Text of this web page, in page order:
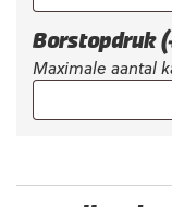
Borstopdruk
Maximale aantal